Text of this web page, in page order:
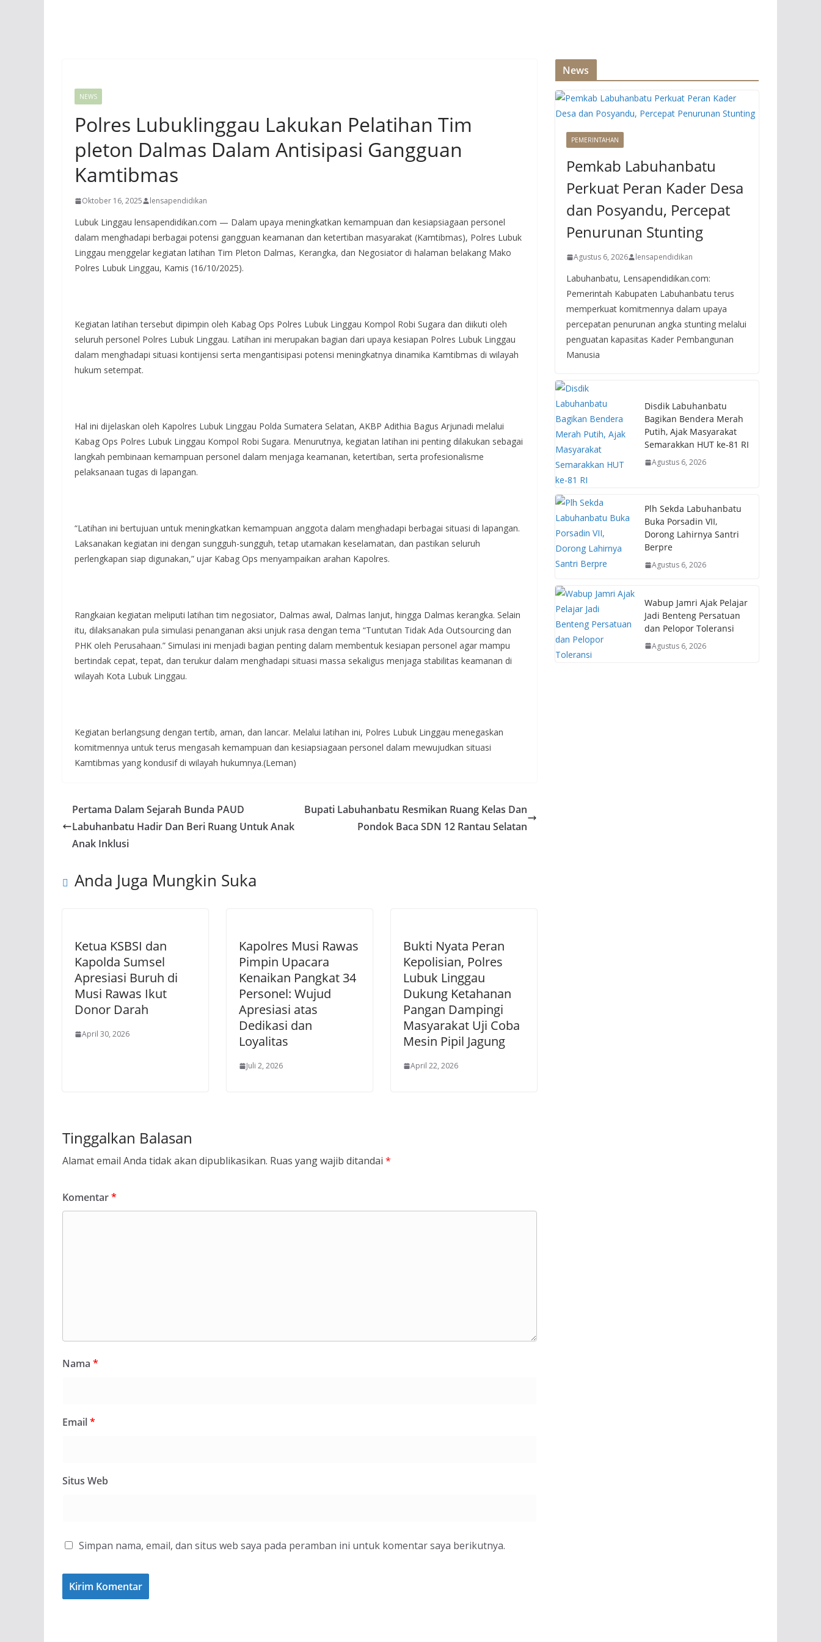
NEWS
Polres Lubuklinggau Lakukan Pelatihan Tim
pleton Dalmas Dalam Antisipasi Gangguan
Kamtibmas
Oktober 16, 2025 lensapendidikan
Lubuk Linggau lensapendidikan.com — Dalam upaya meningkatkan kemampuan dan kesiapsiagaan personel
dalam menghadapi berbagai potensi gangguan keamanan dan ketertiban masyarakat (Kamtibmas), Polres Lubuk
Linggau menggelar kegiatan latihan Tim Pleton Dalmas, Kerangka, dan Negosiator di halaman belakang Mako
Polres Lubuk Linggau, Kamis (16/10/2025).
Kegiatan latihan tersebut dipimpin oleh Kabag Ops Polres Lubuk Linggau Kompol Robi Sugara dan diikuti oleh
seluruh personel Polres Lubuk Linggau. Latihan ini merupakan bagian dari upaya kesiapan Polres Lubuk Linggau
dalam menghadapi situasi kontijensi serta mengantisipasi potensi meningkatnya dinamika Kamtibmas di wilayah
hukum setempat.
Hal ini dijelaskan oleh Kapolres Lubuk Linggau Polda Sumatera Selatan, AKBP Adithia Bagus Arjunadi melalui
Kabag Ops Polres Lubuk Linggau Kompol Robi Sugara. Menurutnya, kegiatan latihan ini penting dilakukan sebagai
langkah pembinaan kemampuan personel dalam menjaga keamanan, ketertiban, serta profesionalisme
pelaksanaan tugas di lapangan.
“Latihan ini bertujuan untuk meningkatkan kemampuan anggota dalam menghadapi berbagai situasi di lapangan.
Laksanakan kegiatan ini dengan sungguh-sungguh, tetap utamakan keselamatan, dan pastikan seluruh
perlengkapan siap digunakan,” ujar Kabag Ops menyampaikan arahan Kapolres.
Rangkaian kegiatan meliputi latihan tim negosiator, Dalmas awal, Dalmas lanjut, hingga Dalmas kerangka. Selain
itu, dilaksanakan pula simulasi penanganan aksi unjuk rasa dengan tema “Tuntutan Tidak Ada Outsourcing dan
PHK oleh Perusahaan.” Simulasi ini menjadi bagian penting dalam membentuk kesiapan personel agar mampu
bertindak cepat, tepat, dan terukur dalam menghadapi situasi massa sekaligus menjaga stabilitas keamanan di
wilayah Kota Lubuk Linggau.
Kegiatan berlangsung dengan tertib, aman, dan lancar. Melalui latihan ini, Polres Lubuk Linggau menegaskan
komitmennya untuk terus mengasah kemampuan dan kesiapsiagaan personel dalam mewujudkan situasi
Kamtibmas yang kondusif di wilayah hukumnya.(Leman)
Pertama Dalam Sejarah Bunda PAUD
Labuhanbatu Hadir Dan Beri Ruang Untuk Anak
Anak Inklusi
Bupati Labuhanbatu Resmikan Ruang Kelas Dan
Pondok Baca SDN 12 Rantau Selatan
Anda Juga Mungkin Suka
Ketua KSBSI dan
Kapolda Sumsel
Apresiasi Buruh di
Musi Rawas Ikut
Donor Darah
April 30, 2026
Kapolres Musi Rawas
Pimpin Upacara
Kenaikan Pangkat 34
Personel: Wujud
Apresiasi atas
Dedikasi dan
Loyalitas
Juli 2, 2026
Bukti Nyata Peran
Kepolisian, Polres
Lubuk Linggau
Dukung Ketahanan
Pangan Dampingi
Masyarakat Uji Coba
Mesin Pipil Jagung
April 22, 2026
Tinggalkan Balasan
Alamat email Anda tidak akan dipublikasikan. Ruas yang wajib ditandai *
Komentar*
Nama *
Email*
Situs Web
Simpan nama, email, dan situs web saya pada peramban ini untuk komentar saya berikutnya.
News
PEMERINTAHAN
Pemkab Labuhanbatu
Perkuat Peran Kader Desa
dan Posyandu, Percepat
Penurunan Stunting
Agustus 6, 2026 lensapendidikan
Labuhanbatu, Lensapendidikan.com:
Pemerintah Kabupaten Labuhanbatu terus
memperkuat komitmennya dalam upaya
percepatan penurunan angka stunting melalui
penguatan kapasitas Kader Pembangunan
Manusia
Disdik Labuhanbatu
Bagikan Bendera Merah
Putih, Ajak Masyarakat
Semarakkan HUT ke-81 RI
Agustus 6, 2026
Plh Sekda Labuhanbatu
Buka Porsadin VII,
Dorong Lahirnya Santri
Berpre
Agustus 6, 2026
Wabup Jamri Ajak Pelajar
Jadi Benteng Persatuan
dan Pelopor Toleransi
Agustus 6, 2026